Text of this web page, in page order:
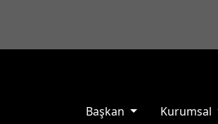
Başkan Kurumsal